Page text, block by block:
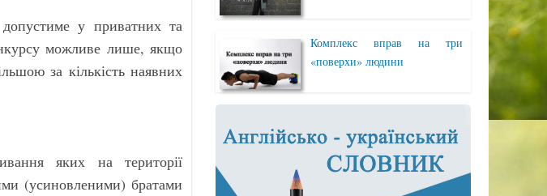
у приватних та
можливе лише, якщо
за кількість наявних
яких на території
(усиновленими) братами
Комплекс вправ на три
«поверхи» людини